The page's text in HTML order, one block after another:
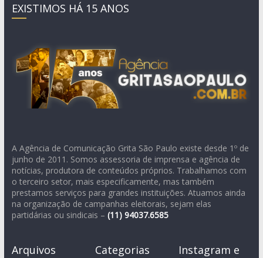
EXISTIMOS HÁ 15 ANOS
A Agência de Comunicação Grita São Paulo existe desde 1º de
junho de 2011. Somos assessoria de imprensa e agência de
notícias, produtora de conteúdos próprios. Trabalhamos com
o terceiro setor, mais especificamente, mas também
prestamos serviços para grandes instituições. Atuamos ainda
na organização de campanhas eleitorais, sejam elas
partidárias ou sindicais – (11) 94037.6585
Arquivos Categorias
Instagram e